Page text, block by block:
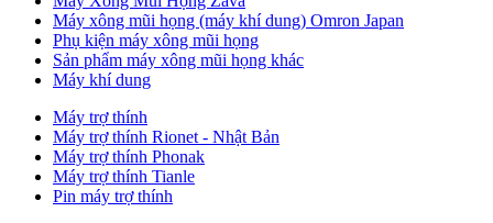
Máy xông mũi họng (máy khí dung) Omron Japan
Phụ kiện máy xông mũi họng
Sản phẩm máy xông mũi họng khác
Máy khí dung
Máy trợ thính
Máy trợ thính Rionet - Nhật Bản
Máy trợ thính Phonak
Máy trợ thính Tianle
Pin máy trợ thính